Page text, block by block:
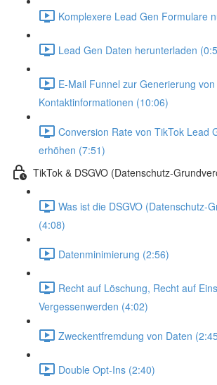
Komplexere Lead Gen Formulare
Lead Gen Daten herunterladen
E-Mail Funnel zur Generierung
Kontaktinformationen (10:06)
Conversion Rate von TikTok Lead
erhöhen (7:51)
TikTok & DSGVO (Datenschutz-
Was ist die DSGVO (Datenschutz-
(4:08)
Datenminimierung (2:56)
Recht auf Löschung, Recht auf
Vergessenwerden (4:02)
Zweckentfremdung von Daten
Double Opt-Ins (2:40)